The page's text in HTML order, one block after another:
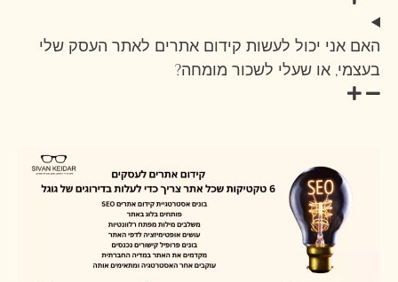
האם אני יכול לעשות קידום אתרים לאתר העסק שלי
בעצמי, או שעלי לשכור מומחה?